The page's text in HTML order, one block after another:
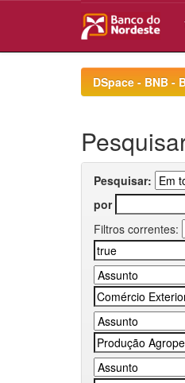
DSpace - BNB -
Pesquisar:
por
Filtros correntes: